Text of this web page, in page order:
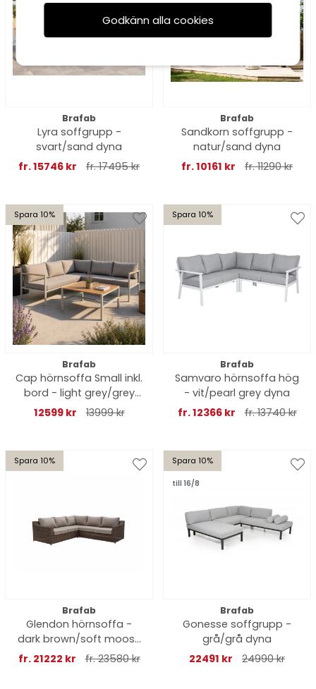
Brafab
Lyra soffgrupp -
svart/sand dyna
fr. 15746 kr
fr. 17495 kr
Brafab
Sandkorn soffgrupp -
natur/sand dyna
fr. 10161 kr
fr. 11290 kr
Spara 10%
Brafab
Cap hörnsoffa Small inkl.
bord - light grey/grey
dyna
12599 kr 13999 kr
Spara 10%
Brafab
Samvaro hörnsoffa hög
- vit/pearl grey dyna
fr. 12366 kr
fr. 13740 kr
Spara 10%
Brafab
Glendon hörnsoffa -
dark brown/soft moose
dyna
fr. 21222 kr fr. 23580 kr
Spara 10%
till 16/8
Brafab
Gonesse soffgrupp -
grå/grå dyna
22491 kr
24990 kr
Godkänn alla cookies